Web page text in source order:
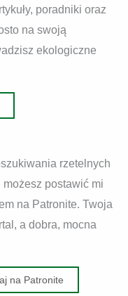
poradniki oraz
na swoją
ekologiczne
rzetelnych
postawić mi
na Patronite. Twoja
a dobra, mocna
na Patronite